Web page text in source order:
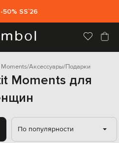
50% SS`26
Аксессуары Подарки
Moments для
По популярности